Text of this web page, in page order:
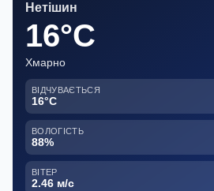
Нетішин
16°C
Хмарно
ВІДЧУВАЄТЬСЯ
16°C
ВОЛОГІСТЬ
88%
ВІТЕР
2.46 м/с